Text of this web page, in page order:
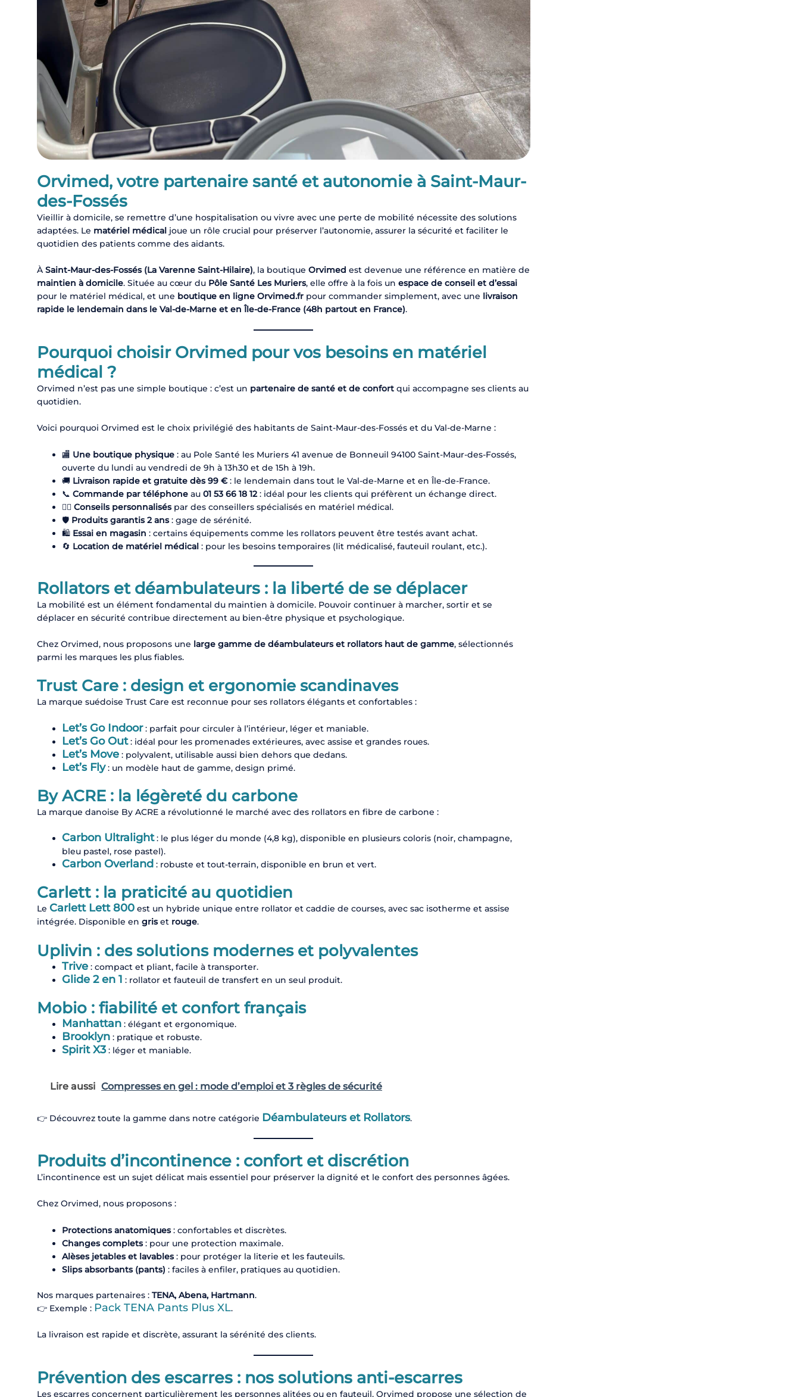
Orvimed, votre partenaire santé et autonomie à Saint-Maur-
des-Fossés
Vieillir à domicile, se remettre d’une hospitalisation ou vivre avec une perte de mobilité nécessite des solutions
adaptées. Le matériel médical joue un rôle crucial pour préserver l’autonomie, assurer la sécurité et faciliter le
quotidien des patients comme des aidants.
À Saint-Maur-des-Fossés (La Varenne Saint-Hilaire), la boutique Orvimed est devenue une référence en matière de
maintien à domicile. Située au cœur du Pôle Santé Les Muriers, elle offre à la fois un espace de conseil et d’essai
pour le matériel médical, et une boutique en ligne Orvimed.fr pour commander simplement, avec une livraison
rapide le lendemain dans le Val-de-Marne et en Île-de-France (48h partout en France).
Pourquoi choisir Orvimed pour vos besoins en matériel
médical ?
Orvimed n’est pas une simple boutique : c’est un partenaire de santé et de confort qui accompagne ses clients au
quotidien.
Voici pourquoi Orvimed est le choix privilégié des habitants de Saint-Maur-des-Fossés et du Val-de-Marne :
🏬 Une boutique physique : au Pole Santé les Muriers 41 avenue de Bonneuil 94100 Saint-Maur-des-Fossés,
ouverte du lundi au vendredi de 9h à 13h30 et de 15h à 19h.
🚚 Livraison rapide et gratuite dès 99 €: le lendemain dans tout le Val-de-Marne et en Île-de-France.
📞 Commande par téléphone au 01 53 66 18 12: idéal pour les clients qui préfèrent un échange direct.
👨‍⚕️ Conseils personnaliséspar des conseillers spécialisés en matériel médical.
🛡️ Produits garantis 2 ans: gage de sérénité.
🛍️ Essai en magasin : certains équipements comme les rollators peuvent être testés avant achat.
🔄 Location de matériel médical : pour les besoins temporaires (lit médicalisé, fauteuil roulant, etc.).
Rollators et déambulateurs : la liberté de se déplacer
La mobilité est un élément fondamental du maintien à domicile. Pouvoir continuer à marcher, sortir et se
déplacer en sécurité contribue directement au bien-être physique et psychologique.
Chez Orvimed, nous proposons une large gamme de déambulateurs et rollators haut de gamme, sélectionnés
parmi les marques les plus fiables.
Trust Care : design et ergonomie scandinaves
La marque suédoise Trust Care est reconnue pour ses rollators élégants et confortables :
Let’s Go Indoor: parfait pour circuler à l’intérieur, léger et maniable.
Let’s Go Out: idéal pour les promenades extérieures, avec assise et grandes roues.
Let’s Move : polyvalent, utilisable aussi bien dehors que dedans.
Let’s Fly: un modèle haut de gamme, design primé.
By ACRE : la légèreté du carbone
La marque danoise By ACRE a révolutionné le marché avec des rollators en fibre de carbone :
Carbon Ultralight: le plus léger du monde (4,8 kg), disponible en plusieurs coloris (noir, champagne,
bleu pastel, rose pastel).
Carbon Overland : robuste et tout-terrain, disponible en brun et vert.
Carlett : la praticité au quotidien
Le Carlett Lett 800 est un hybride unique entre rollator et caddie de courses, avec sac isotherme et assise
intégrée. Disponible en griset rouge.
Uplivin : des solutions modernes et polyvalentes
Trive : compact et pliant, facile à transporter.
Glide 2 en 1 : rollator et fauteuil de transfert en un seul produit.
Mobio : fiabilité et confort français
Manhattan : élégant et ergonomique.
Brooklyn : pratique et robuste.
Spirit X3: léger et maniable.
Lire aussi Compresses en gel : mode d’emploi et 3 règles de sécurité
👉 Découvrez toute la gamme dans notre catégorie Déambulateurs et Rollators.
Produits d’incontinence : confort et discrétion
L’incontinence est un sujet délicat mais essentiel pour préserver la dignité et le confort des personnes âgées.
Chez Orvimed, nous proposons :
Protections anatomiques: confortables et discrètes.
Changes complets: pour une protection maximale.
Alèses jetables et lavables: pour protéger la literie et les fauteuils.
Slips absorbants (pants) : faciles à enfiler, pratiques au quotidien.
Nos marques partenaires : TENA, Abena, Hartmann.
👉 Exemple : Pack TENA Pants Plus XL.
La livraison est rapide et discrète, assurant la sérénité des clients.
Prévention des escarres : nos solutions anti-escarres
Les escarres concernent particulièrement les personnes alitées ou en fauteuil. Orvimed propose une sélection de